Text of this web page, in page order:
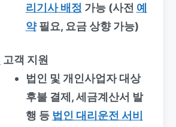
리기사 배정 가능 (사전 예
약필요, 요금 상향 가능)
고객 지원
법인 및 개인사업자 대상
후불 결제, 세금계산서 발
행 등 법인 대리운전 서비